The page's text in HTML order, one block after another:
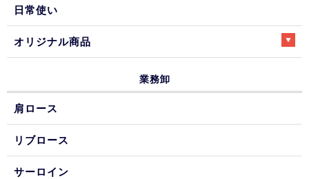
日常使い
オリジナル商品
業務卸
肩ロース
リブロース
サーロイン